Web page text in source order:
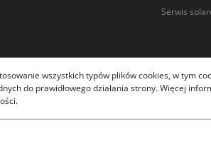
Serwis
wszystkich typów plików cookies, w tym
do prawidłowego działania strony. Więcej